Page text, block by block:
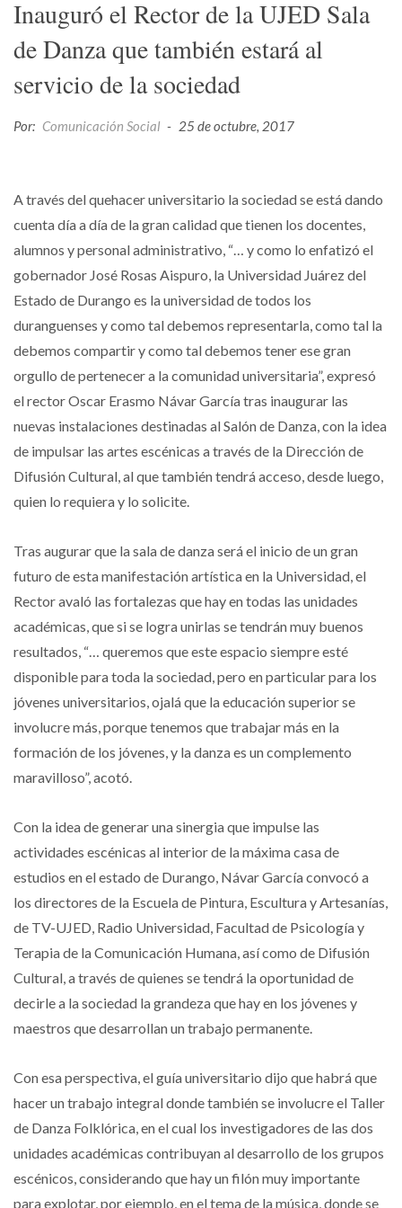
Inauguró el Rector de la UJED Sala
de Danza que también estará al
servicio de la sociedad
Por: Comunicación Social - 25 de octubre, 2017
A través del quehacer universitario la sociedad se está dando
cuenta día a día de la gran calidad que tienen los docentes,
alumnos y personal administrativo, “… y como lo enfatizó el
gobernador José Rosas Aispuro, la Universidad Juárez del
Estado de Durango es la universidad de todos los
duranguenses y como tal debemos representarla, como tal la
debemos compartir y como tal debemos tener ese gran
orgullo de pertenecer a la comunidad universitaria”, expresó
el rector Oscar Erasmo Návar García tras inaugurar las
nuevas instalaciones destinadas al Salón de Danza, con la idea
de impulsar las artes escénicas a través de la Dirección de
Difusión Cultural, al que también tendrá acceso, desde luego,
quien lo requiera y lo solicite.
Tras augurar que la sala de danza será el inicio de un gran
futuro de esta manifestación artística en la Universidad, el
Rector avaló las fortalezas que hay en todas las unidades
académicas, que si se logra unirlas se tendrán muy buenos
resultados, “… queremos que este espacio siempre esté
disponible para toda la sociedad, pero en particular para los
jóvenes universitarios, ojalá que la educación superior se
involucre más, porque tenemos que trabajar más en la
formación de los jóvenes, y la danza es un complemento
maravilloso”, acotó.
Con la idea de generar una sinergia que impulse las
actividades escénicas al interior de la máxima casa de
estudios en el estado de Durango, Návar García convocó a
los directores de la Escuela de Pintura, Escultura y Artesanías,
de TV-UJED, Radio Universidad, Facultad de Psicología y
Terapia de la Comunicación Humana, así como de Difusión
Cultural, a través de quienes se tendrá la oportunidad de
decirle a la sociedad la grandeza que hay en los jóvenes y
maestros que desarrollan un trabajo permanente.
Con esa perspectiva, el guía universitario dijo que habrá que
hacer un trabajo integral donde también se involucre el Taller
de Danza Folklórica, en el cual los investigadores de las dos
unidades académicas contribuyan al desarrollo de los grupos
escénicos, considerando que hay un filón muy importante
para explotar, por ejemplo, en el tema de la música, donde se